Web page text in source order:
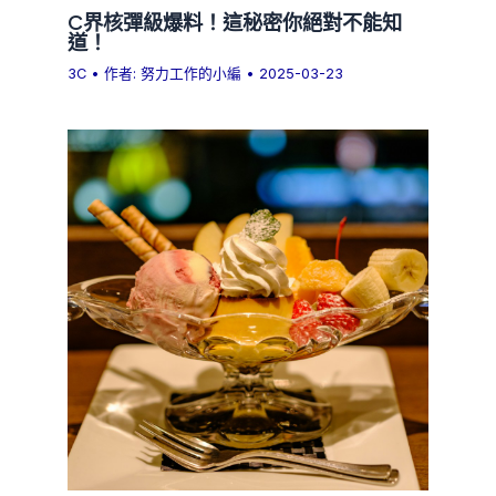
C界核彈級爆料！這秘密你絕對不能知
道！
3C • 作者:努力工作的小編 • 2025-03-23